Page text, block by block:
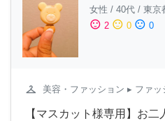
女性 / 40代 / 東京
sentiment_satisfied 2 sentiment_neutral 0 sentiment_dissatisfied 0
checkroom 美容・ファッション ▸ ファッ
【マスカット様専用】お二